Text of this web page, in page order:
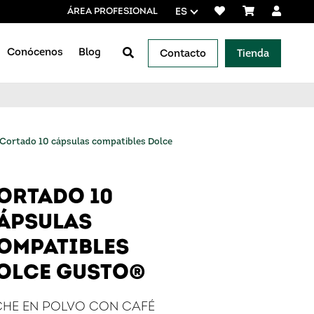
ÁREA PROFESIONAL ES
Conócenos Blog Contacto Tienda
Cortado 10 cápsulas compatibles Dolce
10
GUSTO®
EN POLVO CON CAFÉ